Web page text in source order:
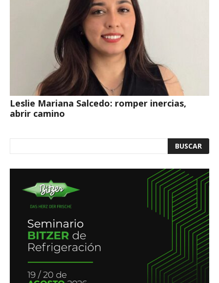
Leslie Mariana Salcedo: romper inercias,
abrir camino